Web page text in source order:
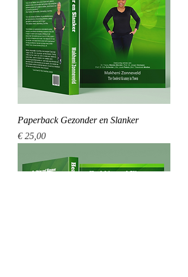
Paperback Gezonder en Slanker
Price
€ 25,00